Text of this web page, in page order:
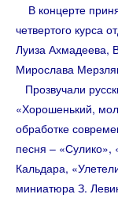
В концерте
четвертого курса
Луиза Ахмадеева,
Мирослава
Прозвучали
«Хорошенький,
обработке
песня – «Сулико»,
Кальдара,
миниатюра З.